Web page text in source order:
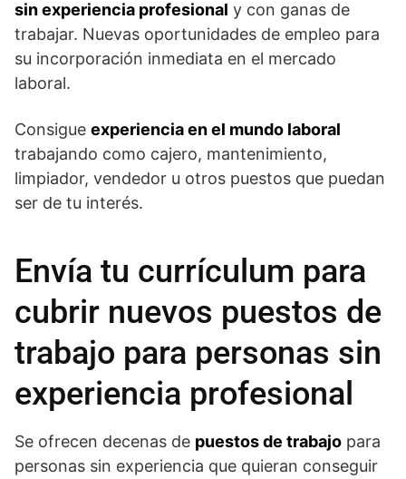
sin experiencia profesional y con ganas de
trabajar. Nuevas oportunidades de empleo para
su incorporación inmediata en el mercado
laboral.
Consigue experiencia en el mundo laboral
trabajando como cajero, mantenimiento,
limpiador, vendedor u otros puestos que puedan
ser de tu interés.
Envía tu currículum para
cubrir nuevos puestos de
trabajo para personas sin
experiencia profesional
Se ofrecen decenas de puestos de trabajo para
personas sin experiencia que quieran conseguir